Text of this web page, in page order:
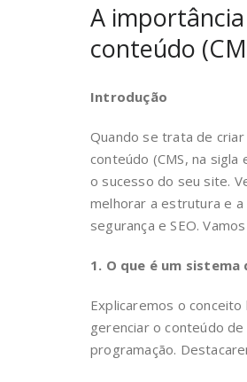
A
conteúdo
Introdução
Quando se trata de
conteúdo (CMS, na
o sucesso do seu site.
melhorar a estrutura e
segurança e SEO.
1. O que é um
Explicaremos o
gerenciar o conteúdo
programação.